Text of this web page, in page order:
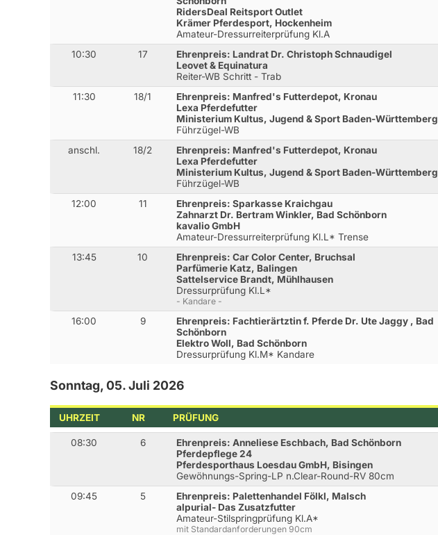
RidersDeal Reitsport Outlet
Krämer Pferdesport, Hockenheim
Amateur-Dressurreiterprüfung Kl.A
10:30 17
Ehrenpreis: Landrat Dr. Christoph Schnaudigel
Leovet & Equinatura
Reiter-WB Schritt - Trab
11:30 18/1
Ehrenpreis: Manfred's Futterdepot, Kronau
Lexa Pferdefutter
Ministerium Kultus, Jugend & Sport Baden-Württemberg
Führzügel-WB
anschl. 18/2
Ehrenpreis: Manfred's Futterdepot, Kronau
Lexa Pferdefutter
Ministerium Kultus, Jugend & Sport Baden-Württemberg
Führzügel-WB
12:00 11
Ehrenpreis: Sparkasse Kraichgau
Zahnarzt Dr. Bertram Winkler, Bad Schönborn
kavalio GmbH
Amateur-Dressurreiterprüfung Kl.L* Trense
13:45 10
Ehrenpreis: Car Color Center, Bruchsal
Parfümerie Katz, Balingen
Sattelservice Brandt, Mühlhausen
Dressurprüfung Kl.L*
- Kandare -
16:00 9
Ehrenpreis: Fachtierärtztin f. Pferde Dr. Ute Jaggy , Bad
Schönborn
Elektro Woll, Bad Schönborn
Dressurprüfung Kl.M* Kandare
Sonntag, 05. Juli 2026
UHRZEIT NR PRÜFUNG
08:30 6
Ehrenpreis: Anneliese Eschbach, Bad Schönborn
Pferdepflege 24
Pferdesporthaus Loesdau GmbH, Bisingen
Gewöhnungs-Spring-LP n.Clear-Round-RV 80cm
09:45 5
Ehrenpreis: Palettenhandel Fölkl, Malsch
alpurial- Das Zusatzfutter
Amateur-Stilspringprüfung Kl.A*
mit Standardanforderungen 90cm